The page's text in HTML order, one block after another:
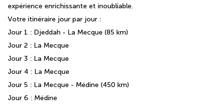
expérience enrichissante et inoubliable.
Votre itinéraire jour par jour :
Jour 1 : Djeddah - La Mecque (85 km)
Jour 2 : La Mecque
Jour 3 : La Mecque
Jour 4 : La Mecque
Jour 5 : La Mecque - Médine (450 km)
Jour 6 : Médine